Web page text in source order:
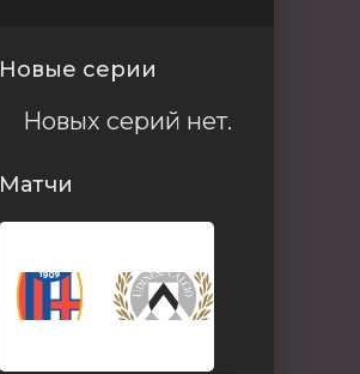
Новые серии
Новых серий нет.
Матчи